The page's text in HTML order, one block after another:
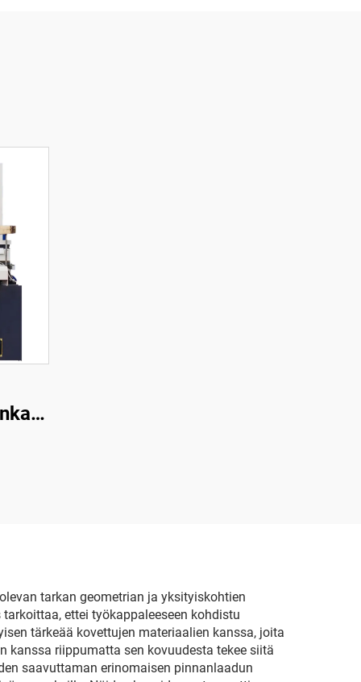
tarkan geometrian ja yksityiskohtien
ettei työkappaleeseen kohdistu
tärkeää kovettujen materiaalien kanssa, joita
kanssa riippumatta sen kovuudesta tekee siitä
saavuttaman erinomaisen pinnanlaadun